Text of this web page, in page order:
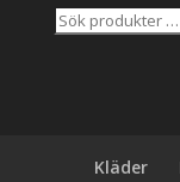
Sök
Kläder